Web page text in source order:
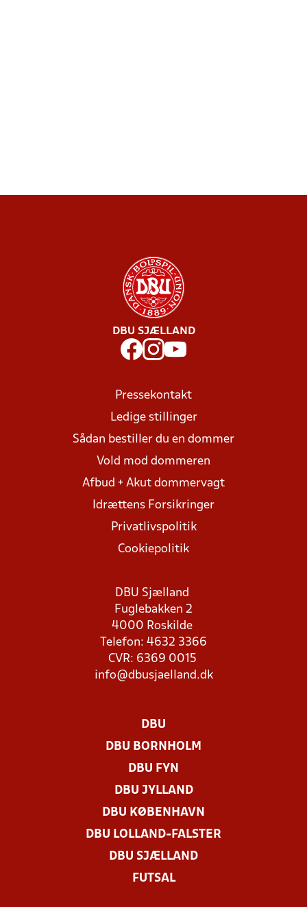
DBU SJÆLLAND
Pressekontakt
Ledige stillinger
Sådan bestiller du en dommer
Vold mod dommeren
Afbud + Akut dommervagt
Idrættens Forsikringer
Privatlivspolitik
Cookiepolitik
DBU Sjælland
Fuglebakken 2
4000 Roskilde
Telefon: 4632 3366
CVR: 6369 0015
info@dbusjaelland.dk
DBU
DBU BORNHOLM
DBU FYN
DBU JYLLAND
DBU KØBENHAVN
DBU LOLLAND-FALSTER
DBU SJÆLLAND
FUTSAL